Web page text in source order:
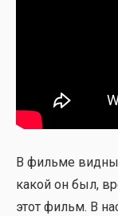
В филь­ме вид­ны
какой он был,
этот фильм. В